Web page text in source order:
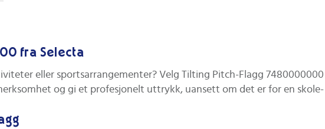
fra Selecta
eller sportsarrangementer? Velg Tilting Pitch-Flagg
og gi et profesjonelt uttrykk, uansett om det er for en